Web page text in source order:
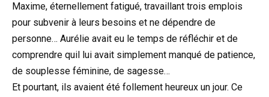
Maxime, éternellement fatigué, travaillant trois emplois
pour subvenir à leurs besoins et ne dépendre de
personne… Aurélie avait eu le temps de réfléchir et de
comprendre quil lui avait simplement manqué de patience,
de souplesse féminine, de sagesse…
Et pourtant, ils avaient été follement heureux un jour. Ce